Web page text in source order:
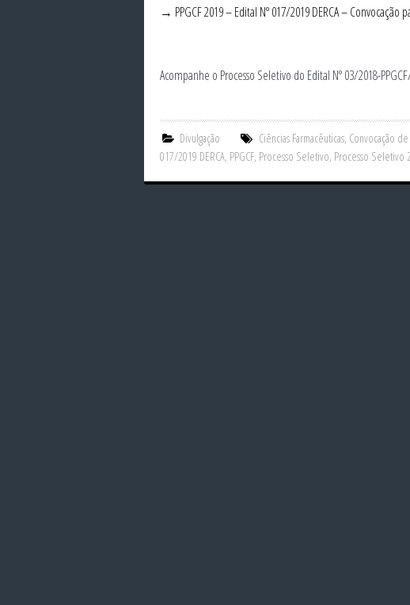
→ PPGCF 2019 – Edital Nº 017/2019 DERCA – Convocação
Acompanhe o Processo Seletivo do Edital Nº 03/2018-
Divulgação Ciências Farmacêuticas, Convocação
017/2019 DERCA, PPGCF, Processo Seletivo, Processo Seletivo